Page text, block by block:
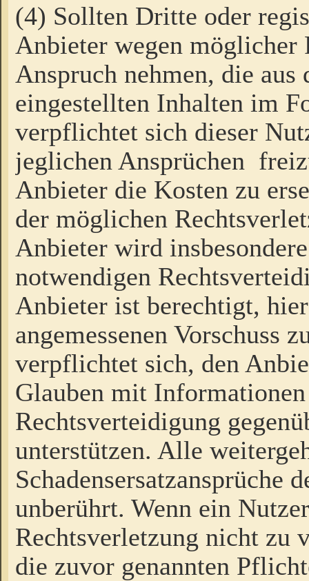
(4) Sollten Dritte oder
Anbieter wegen möglicher
Anspruch nehmen, die
eingestellten Inhalten im
verpflichtet sich dieser
jeglichen Ansprüchen
Anbieter die Kosten zu
der möglichen
Anbieter wird
notwendigen
Anbieter ist berechtigt,
angemessenen Vorschuss
verpflichtet sich, den
Glauben mit
Rechtsverteidigung
unterstützen. Alle
Schadensersatzansprüche
unberührt. Wenn ein
Rechtsverletzung nicht zu
die zuvor genannten